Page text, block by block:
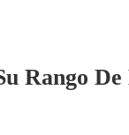
Rango